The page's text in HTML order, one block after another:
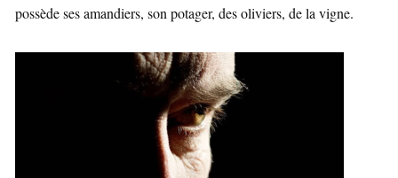
possède ses amandiers, son potager, des oliviers, de la vigne.